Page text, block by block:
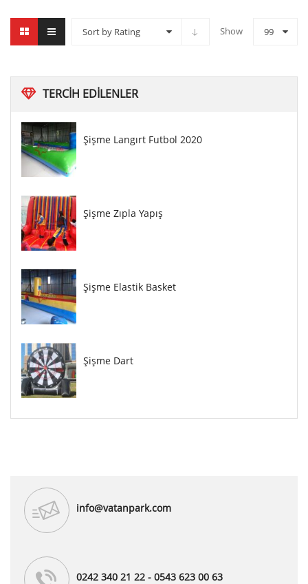
TERCIH EDILENLER
Şişme Langırt Futbol 2020
Şişme Zıpla Yapış
Şişme Elastik Basket
Şişme Dart
Sort by Rating Show 99
info@vatanpark.com
0242 340 21 22 - 0543 623 00 63